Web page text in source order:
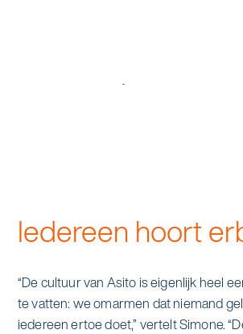
Zorgondersteuning
Duurzaamheid & Asito
Mens & Asito
Iedereen hoort
“De cultuur van Asito is eigenlijk heel
te vatten: we omarmen dat niemand
iedereen ertoe doet,” vertelt Simone.